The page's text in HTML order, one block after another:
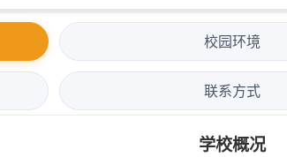
校园环境
联系方式
学校概况